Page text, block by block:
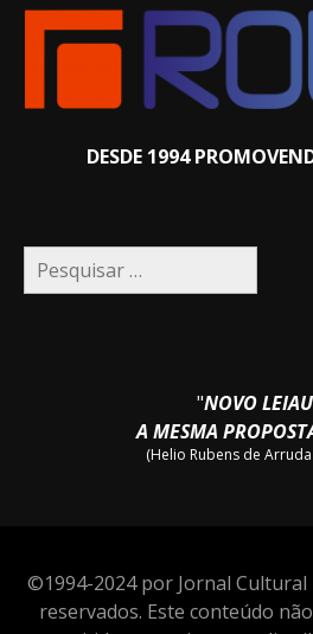
DESDE 1994
Pesquisar
por:
"NOVO
A MESMA
(Helio Rubens de
©1994-2024 por Jornal Cultural
reservados. Este conteúdo